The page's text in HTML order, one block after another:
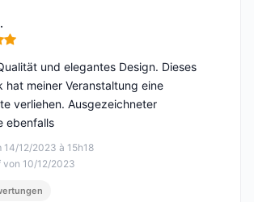
5 von 5
14/12/2023 à 15h18
von 10/12/2023
und elegantes Design. Dieses
hat meiner Veranstaltung eine
verliehen. Ausgezeichneter
ebenfalls